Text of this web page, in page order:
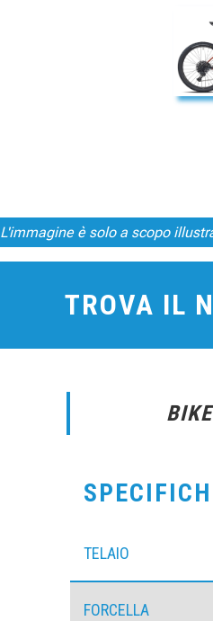
L'immagine è solo a scopo
TROVA IL
TELAIO
FORCELLA